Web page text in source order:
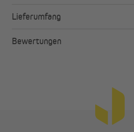
Lieferumfang
Bewertungen